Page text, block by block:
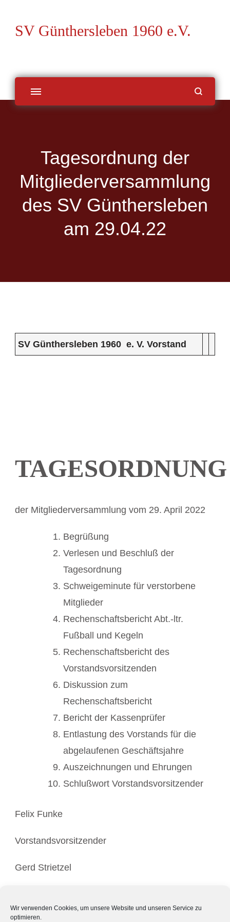
Wir verwenden Cookies, um unsere Website und unseren Service zu
optimieren.
SV Günthersleben 1960 e.V.
Tagesordnung der
Mitgliederversammlung
des SV Günthersleben
am 29.04.22
SV Günthersleben 1960 e. V. Vorstand
TAGESORDNUNG
der Mitgliederversammlung vom 29. April 2022
Begrüßung
Verlesen und Beschluß der
Tagesordnung
Schweigeminute für verstorbene
Mitglieder
Rechenschaftsbericht Abt.-ltr.
Fußball und Kegeln
Rechenschaftsbericht des
Vorstandsvorsitzenden
Diskussion zum
Rechenschaftsbericht
Bericht der Kassenprüfer
Entlastung des Vorstands für die
abgelaufenen Geschäftsjahre
Auszeichnungen und Ehrungen
Schlußwort Vorstandsvorsitzender
Felix Funke
Vorstandsvorsitzender
Gerd Strietzel